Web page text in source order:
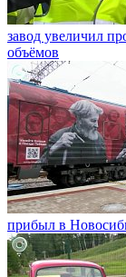
завод увеличил
объёмов
прибыл в